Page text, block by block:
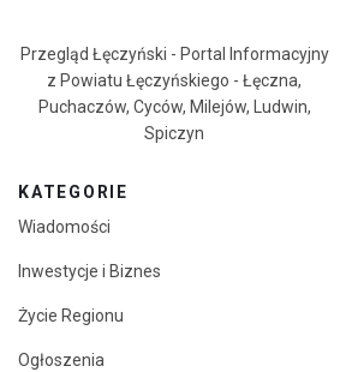
Przegląd Łęczyński - Portal Informacyjny
z Powiatu Łęczyńskiego - Łęczna,
Puchaczów, Cyców, Milejów, Ludwin,
Spiczyn
KATEGORIE
Wiadomości
Inwestycje i Biznes
Życie Regionu
Ogłoszenia